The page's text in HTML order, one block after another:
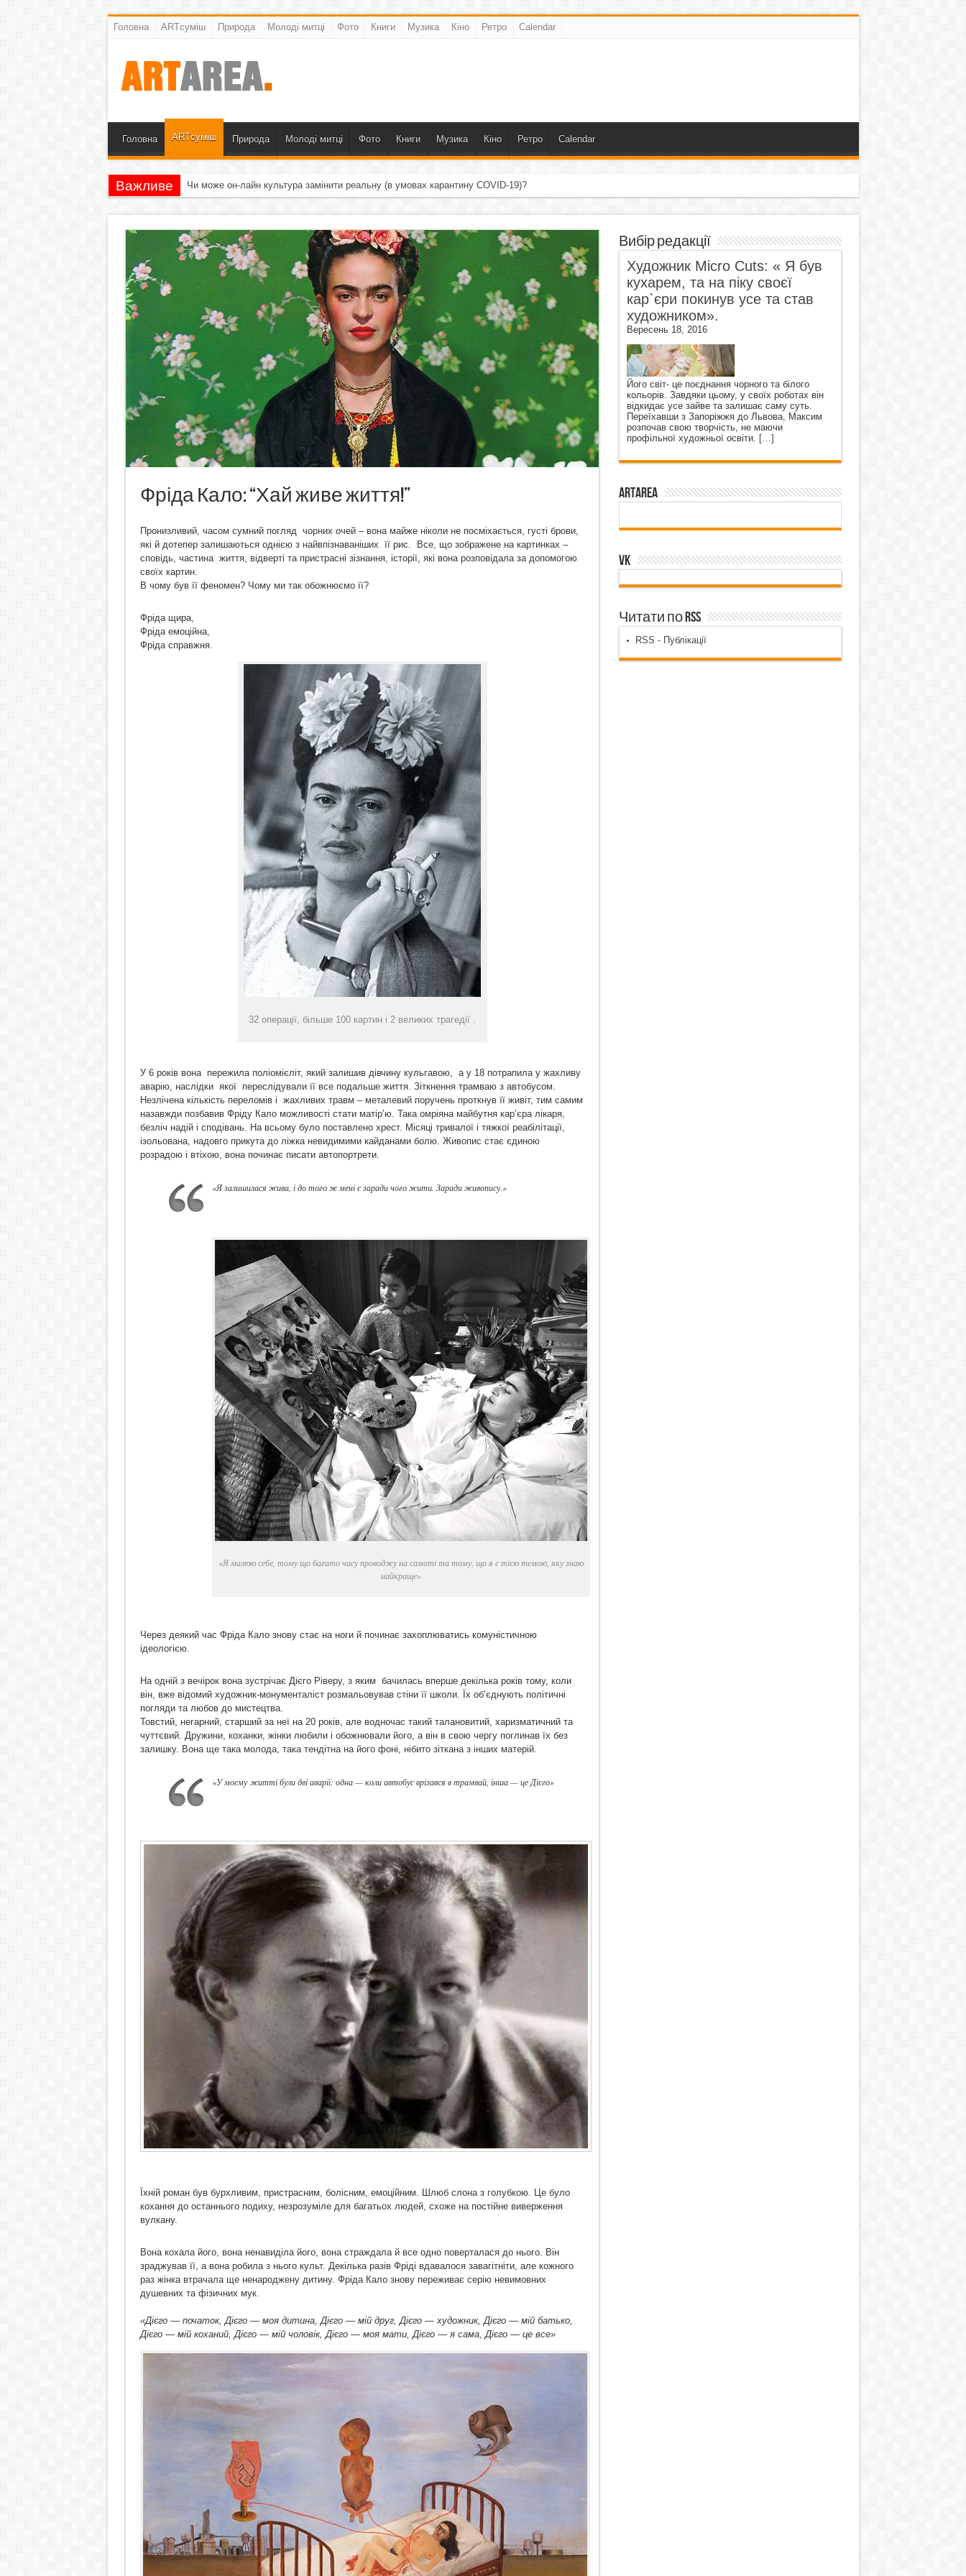
Головна ARTсуміш Природа Молоді митці Фото Книги Музика Кіно Ретро Calendar
Головна ARTсуміш Природа Молоді митці Фото Книги Музика Кіно Ретро Calendar
Важливе Чи може он-лайн культура замінити реальну (в умовах карантину COVID-19)?
Фріда Кало: “Хай живе життя!”
Пронизливий, часом сумний погляд чорних очей – вона майже ніколи не посміхається, густі брови,
які й дотепер залишаються однією з найвпізнаваніших її рис. Все, що зображене на картинках –
сповідь, частина життя, відверті та пристрасні зізнання, історії, які вона розповідала за допомогою
своїх картин.
В чому був її феномен? Чому ми так обожнюємо її?
Фріда щира,
Фріда емоційна,
Фріда справжня.
32 операції, більше 100 картин і 2 великих трагедії .
У 6 років вона пережила поліомієліт, який залишив дівчину кульгавою, а у 18 потрапила у жахливу
аварію, наслідки якої переслідували її все подальше життя. Зіткнення трамваю з автобусом.
Незлічена кількість переломів і жахливих травм – металевий поручень проткнув її живіт, тим самим
назавжди позбавив Фріду Кало можливості стати матір’ю. Така омріяна майбутня кар’єра лікаря,
безліч надій і сподівань. На всьому було поставлено хрест. Місяці тривалої і тяжкої реабілітації,
ізольована, надовго прикута до ліжка невидимими кайданами болю. Живопис стає єдиною
розрадою і втіхою, вона починає писати автопортрети.
«Я залишилася жива, і до того ж мені є заради чого жити. Заради живопису.»
«Я малюю себе, тому що багато часу проводжу на самоті та тому, що я є тією темою, яку знаю
найкраще»
Через деякий час Фріда Кало знову стає на ноги й починає захоплюватись комуністичною
ідеологією.
На одній з вечірок вона зустрічає Дієго Ріверу, з яким бачилась вперше декілька років тому, коли
він, вже відомий художник-монументаліст розмальовував стіни її школи. Їх об’єднують політичні
погляди та любов до мистецтва.
Товстий, негарний, старший за неї на 20 років, але водночас такий талановитий, харизматичний та
чуттєвий. Дружини, коханки, жінки любили і обожнювали його, а він в свою чергу поглинав їх без
залишку. Вона ще така молода, така тендітна на його фоні, нібито зіткана з інших матерій.
«У моєму житті були дві аварії: одна — коли автобус врізався в трамвай, інша — це Дієго»
Їхній роман був бурхливим, пристрасним, болісним, емоційним. Шлюб слона з голубкою. Це було
кохання до останнього подиху, незрозуміле для багатьох людей, схоже на постійне виверження
вулкану.
Вона кохала його, вона ненавиділа його, вона страждала й все одно поверталася до нього. Він
зраджував її, а вона робила з нього культ. Декілька разів Фріді вдавалося завагітніти, але кожного
раз жінка втрачала ще ненароджену дитину. Фріда Кало знову переживає серію невимовних
душевних та фізичних мук.
«Дієго — початок, Дієго — моя дитина, Дієго — мій друг, Дієго — художник, Дієго — мій батько,
Дієго — мій коханий, Дієго — мій чоловік, Дієго — моя мати, Дієго — я сама, Дієго — це все»
Вибір редакції
Художник Micro Cuts: « Я був
кухарем, та на піку своєї
кар`єри покинув усе та став
художником».
Вересень 18, 2016
Його світ- це поєднання чорного та білого
кольорів. Завдяки цьому, у своїх роботах він
відкидає усе зайве та залишає саму суть.
Переїхавши з Запоріжжя до Львова, Максим
розпочав свою творчість, не маючи
профільної художньої освіти. […]
ArtArea
VK
Читати по RSS
RSS - Публікації